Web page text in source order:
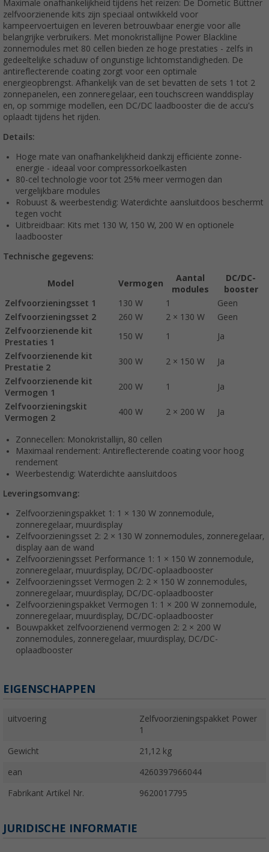
Maximale onafhankelijkheid tijdens het reizen: De Dometic Büttner
zelfvoorzienende kits zijn speciaal ontwikkeld voor
kampeervoertuigen en leveren betrouwbaar energie voor alle
belangrijke verbruikers. Met monokristallijne Power Blackline
zonnemodules met 80 cellen bieden ze hoge prestaties - zelfs in
gedeeltelijke schaduw of ongunstige lichtomstandigheden. De
antireflecterende coating zorgt voor een optimale
energieopbrengst. Afhankelijk van de set bevatten de sets 1 tot 2
zonnepanelen, een zonneregelaar, een touchscreen wanddisplay
en, op sommige modellen, een DC/DC laadbooster die de accu's
oplaadt tijdens het rijden.
Details:
Hoge mate van onafhankelijkheid dankzij efficiënte zonne-
energie - ideaal voor compressorkoelkasten
80-cel technologie voor tot 25% meer vermogen dan
vergelijkbare modules
Robuust & weerbestendig: Waterdichte aansluitdoos beschermt
tegen vocht
Uitbreidbaar: Kits met 130 W, 150 W, 200 W en optionele
laadbooster
Technische gegevens:
Model Vermogen
Aantal
modules
DC/DC-
booster
Zelfvoorzieningsset 1
130 W 1
Geen
Zelfvoorzieningsset 2
260 W 2 × 130 W
Geen
Zelfvoorzienende kit
Prestaties 1
150 W 1 Ja
Zelfvoorzienende kit
Prestatie 2
300 W 2 × 150 W Ja
Zelfvoorzienende kit
Vermogen 1
200 W 1 Ja
Zelfvoorzieningskit
Vermogen 2
400 W 2 × 200 W Ja
Zonnecellen: Monokristallijn, 80 cellen
Maximaal rendement: Antireflecterende coating voor hoog
rendement
Weerbestendig: Waterdichte aansluitdoos
Leveringsomvang:
Zelfvoorzieningspakket 1: 1 × 130 W zonnemodule,
zonneregelaar, muurdisplay
Zelfvoorzieningsset 2: 2 × 130 W zonnemodules, zonneregelaar,
display aan de wand
Zelfvoorzieningsset Performance 1: 1 × 150 W zonnemodule,
zonneregelaar, muurdisplay, DC/DC-oplaadbooster
Zelfvoorzieningsset Vermogen 2: 2 × 150 W zonnemodules,
zonneregelaar, muurdisplay, DC/DC-oplaadbooster
Zelfvoorzieningspakket Vermogen 1: 1 × 200 W zonnemodule,
zonneregelaar, muurdisplay, DC/DC-oplaadbooster
Bouwpakket zelfvoorzienend vermogen 2: 2 × 200 W
zonnemodules, zonneregelaar, muurdisplay, DC/DC-
oplaadbooster
EIGENSCHAPPEN
uitvoering
Zelfvoorzieningspakket Power
1
Gewicht 21,12 kg
ean 4260397966044
Fabrikant Artikel Nr. 9620017795
JURIDISCHE INFORMATIE